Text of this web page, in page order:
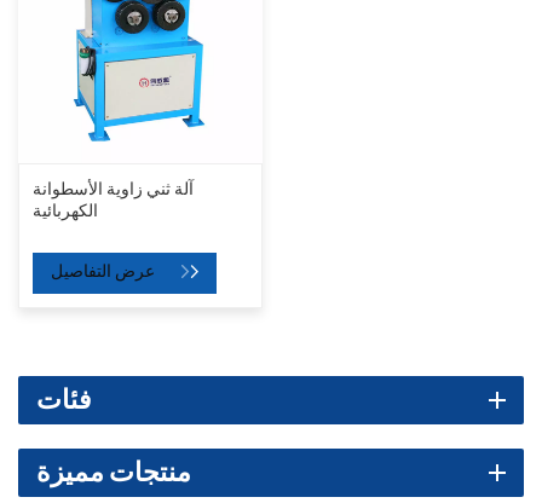
آلة ثني زاوية الأسطوانة
الكهربائية
فئات
منتجات مميزة